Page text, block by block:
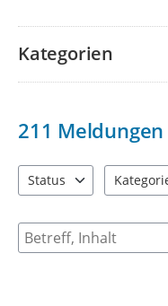
Kategorien
211 Meldungen
Status
Suche nach Meldungen